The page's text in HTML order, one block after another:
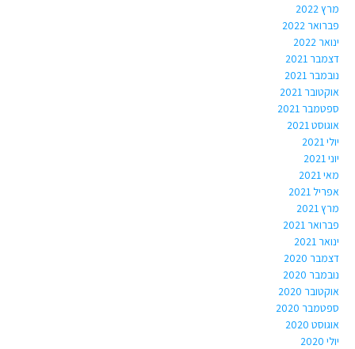
מרץ 2022
פברואר 2022
ינואר 2022
דצמבר 2021
נובמבר 2021
אוקטובר 2021
ספטמבר 2021
אוגוסט 2021
יולי 2021
יוני 2021
מאי 2021
אפריל 2021
מרץ 2021
פברואר 2021
ינואר 2021
דצמבר 2020
נובמבר 2020
אוקטובר 2020
ספטמבר 2020
אוגוסט 2020
יולי 2020